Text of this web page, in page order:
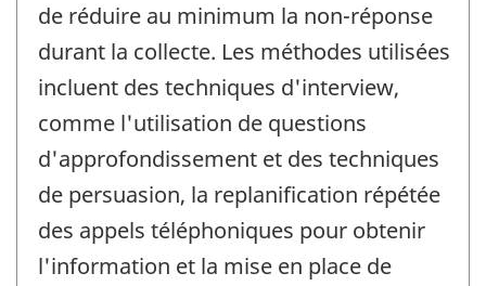
de réduire au minimum la non-réponse
durant la collecte. Les méthodes utilisées
incluent des techniques d'interview,
comme l'utilisation de questions
d'approfondissement et des techniques
de persuasion, la replanification répétée
des appels téléphoniques pour obtenir
l'information et la mise en place de